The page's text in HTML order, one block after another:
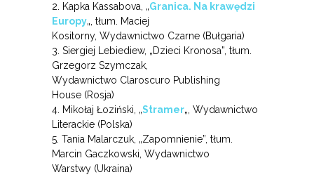
2. Kapka Kassabova, „Granica. Na krawędzi
Europy„, tłum. Maciej
Kositorny, Wydawnictwo Czarne (Bułgaria)
3. Siergiej Lebiediew, „Dzieci Kronosa”, tłum.
Grzegorz Szymczak,
Wydawnictwo Claroscuro Publishing
House (Rosja)
4. Mikołaj Łoziński, „Stramer„, Wydawnictwo
Literackie (Polska)
5. Tania Malarczuk, „Zapomnienie”, tłum.
Marcin Gaczkowski, Wydawnictwo
Warstwy (Ukraina)